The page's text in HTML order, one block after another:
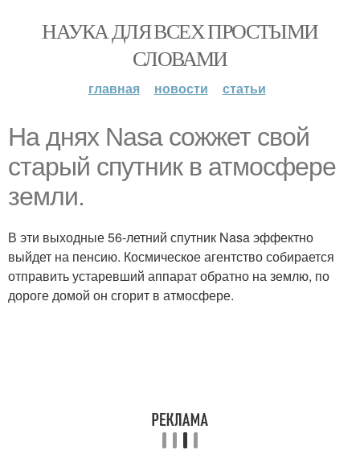
НАУКА ДЛЯ ВСЕХ ПРОСТЫМИ
СЛОВАМИ
главная новости статьи
На днях Nasa сожжет свой
старый спутник в атмосфере
земли.
В эти выходные 56-летний спутник Nasa эффектно
выйдет на пенсию. Космическое агентство собирается
отправить устаревший аппарат обратно на землю, по
дороге домой он сгорит в атмосфере.